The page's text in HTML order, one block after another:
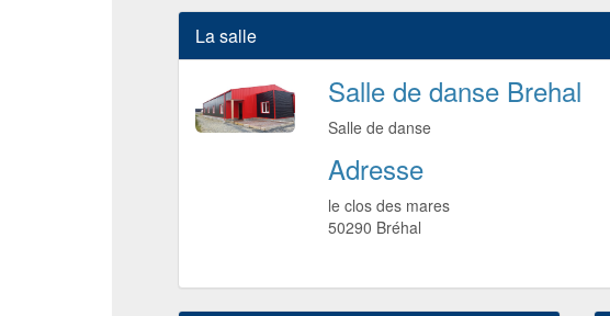
La salle
Salle de danse Brehal
Salle de danse
Adresse
le clos des mares
50290 Bréhal